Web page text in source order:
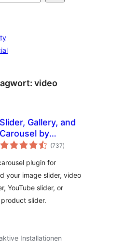
video
Slider, Gallery, and
Carousel by
MetaSlider – Image
(737Bewertungen
insgesamt
)
plugin for
your image slider, video
YouTube slider, or
slider.
Installationen